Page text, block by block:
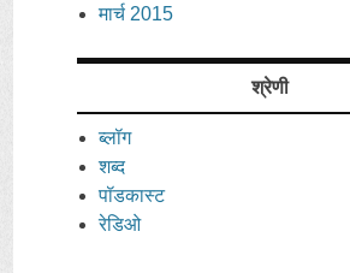
मार्च 2015
श्रेणी
ब्लॉग
शब्द
पॉडकास्ट
रेडिओ